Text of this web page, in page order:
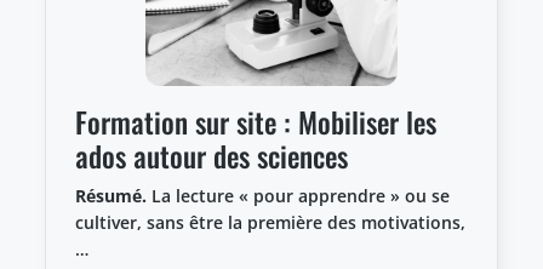
Formation sur site : Mobiliser les
ados autour des sciences
Résumé. La lecture « pour apprendre » ou se
cultiver, sans être la première des motivations,
…